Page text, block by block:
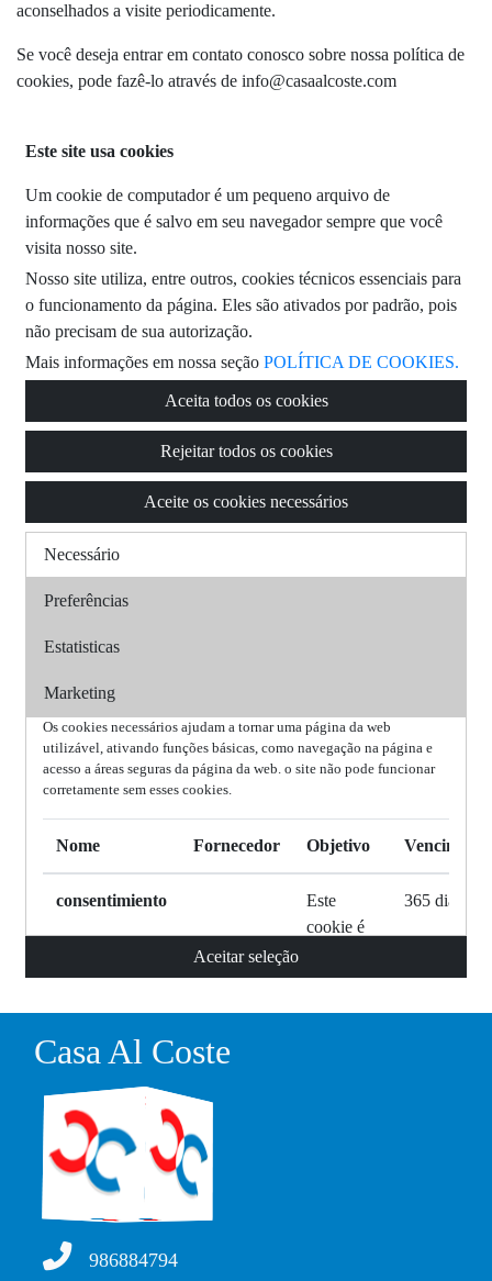
aconselhados a visite periodicamente.
Se você deseja entrar em contato conosco sobre nossa política de
cookies, pode fazê-lo através de info@casaalcoste.com
Este site usa cookies
Um cookie de computador é um pequeno arquivo de
informações que é salvo em seu navegador sempre que você
visita nosso site.
Nosso site utiliza, entre outros, cookies técnicos essenciais para
o funcionamento da página. Eles são ativados por padrão, pois
não precisam de sua autorização.
Mais informações em nossa seção POLÍTICA DE COOKIES.
Aceita todos os cookies
Rejeitar todos os cookies
Aceite os cookies necessários
Necessário
Preferências
Estatisticas
Marketing
Os cookies necessários ajudam a tornar uma página da web
utilizável, ativando funções básicas, como navegação na página e
acesso a áreas seguras da página da web. o site não pode funcionar
corretamente sem esses cookies.
Nome Fornecedor Objetivo Vencimento
consentimiento
Este
cookie é
nosso
365 dias
Popup
Aceitar seleção
Casa Al Coste
986884794